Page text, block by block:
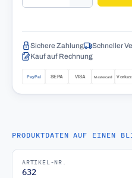
Sichere Zahlung Schneller
Kauf auf Rechnung
PRODUKTDATEN AUF EINEN
ARTIKEL-NR.
632